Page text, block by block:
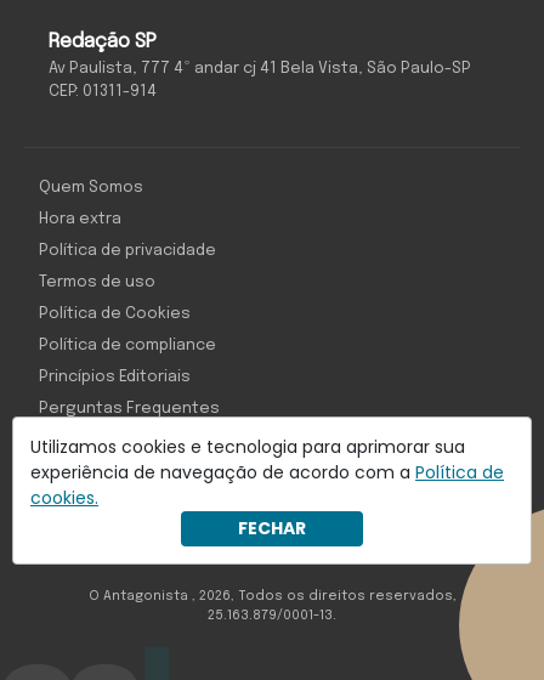
Utilizamos cookies e tecnologia para aprimorar sua
experiência de navegação de acordo com a Política de
cookies.
FECHAR
Redação SP
Av Paulista, 777 4º andar cj 41 Bela Vista, São Paulo-SP
CEP: 01311-914
Com inteligência e tecnologia:
Object1ve - Marketing Solution
Quem Somos
Hora extra
Política de privacidade
Termos de uso
Política de Cookies
Política de compliance
Princípios Editoriais
Perguntas Frequentes
O Antagonista , 2026, Todos os direitos reservados,
25.163.879/0001-13.